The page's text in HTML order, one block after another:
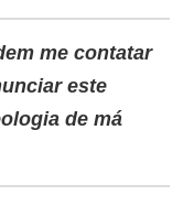
me contatar
este
de má